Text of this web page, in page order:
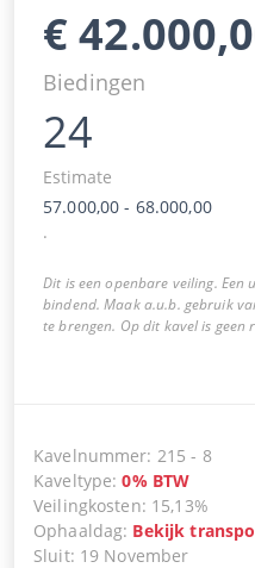
€
Biedingen
24
Estimate
57.000,00 - 68.000,00
.
Dit is een openbare veiling.
bindend. Maak a.u.b. gebruik
te brengen. Op dit kavel is
Kavelnummer: 215 - 8
Kaveltype:0% BTW
Veilingkosten: 15,13%
Ophaaldag: Bekijk
Sluit: 19 November